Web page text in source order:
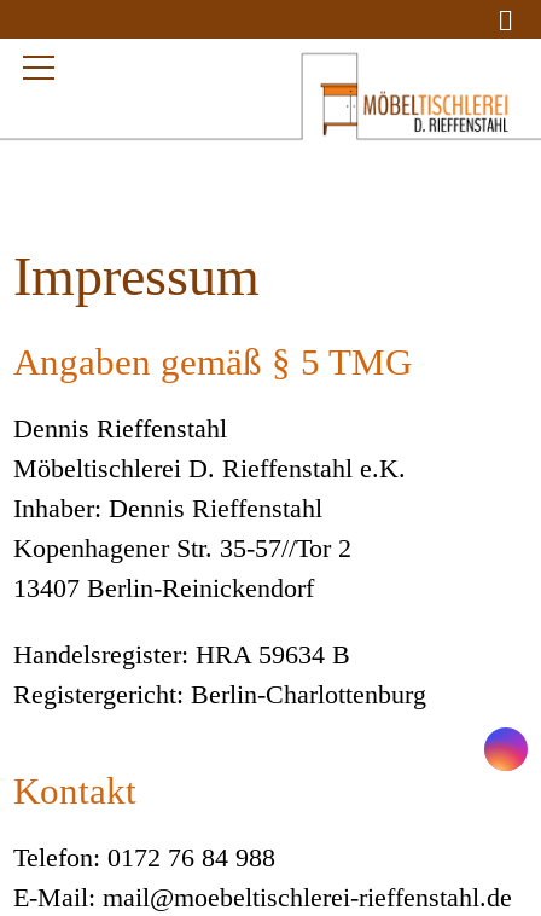
Impressum
Angaben gemäß § 5 TMG
Dennis Rieffenstahl
Möbeltischlerei D. Rieffenstahl e.K.
Inhaber: Dennis Rieffenstahl
Kopenhagener Str. 35-57//Tor 2
13407 Berlin-Reinickendorf
Handelsregister: HRA 59634 B
Registergericht: Berlin-Charlottenburg
Kontakt
Telefon: 0172 76 84 988
E-Mail: mail@moebeltischlerei-rieffenstahl.de